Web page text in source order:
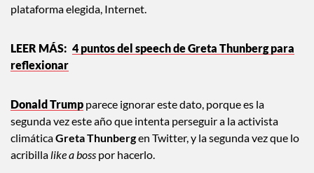
Ya sabes lo que dicen: nunca te metas con un Gen Z-er en su
Donald Trumpparece ignorar este dato, porque es la
segunda vez este año que intenta perseguir a la activista
climáticaGreta Thunbergen Twitter, y la segunda vez que lo